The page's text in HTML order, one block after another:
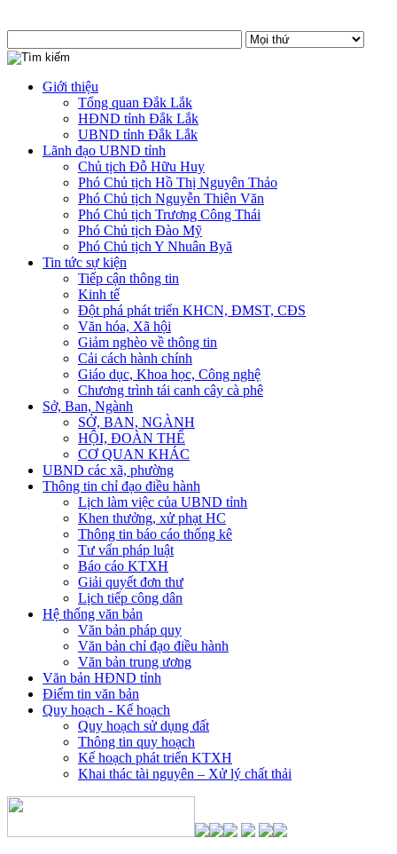
Giới thiệu
Tổng quan Đắk Lắk
HĐND tỉnh Đắk Lắk
UBND tỉnh Đắk Lắk
Lãnh đạo UBND tỉnh
Chủ tịch Đỗ Hữu Huy
Phó Chủ tịch Hồ Thị Nguyên Thảo
Phó Chủ tịch Nguyễn Thiên Văn
Phó Chủ tịch Trương Công Thái
Phó Chủ tịch Đào Mỹ
Phó Chủ tịch Y Nhuân Byă
Tin tức sự kiện
Tiếp cận thông tin
Kinh tế
Đột phá phát triển KHCN, ĐMST, CĐS
Văn hóa, Xã hội
Giảm nghèo về thông tin
Cải cách hành chính
Giáo dục, Khoa học, Công nghệ
Chương trình tái canh cây cà phê
Sở, Ban, Ngành
SỞ, BAN, NGÀNH
HỘI, ĐOÀN THỂ
CƠ QUAN KHÁC
UBND các xã, phường
Thông tin chỉ đạo điều hành
Lịch làm việc của UBND tỉnh
Khen thưởng, xử phạt HC
Thông tin báo cáo thống kê
Tư vấn pháp luật
Báo cáo KTXH
Giải quyết đơn thư
Lịch tiếp công dân
Hệ thống văn bản
Văn bản pháp quy
Văn bản chỉ đạo điều hành
Văn bản trung ương
Văn bản HĐND tỉnh
Điểm tin văn bản
Quy hoạch - Kế hoạch
Quy hoạch sử dụng đất
Thông tin quy hoạch
Kế hoạch phát triển KTXH
Khai thác tài nguyên – Xử lý chất thải